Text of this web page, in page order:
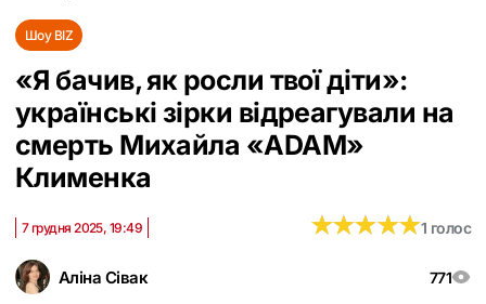
Шоу BIZ
«Я бачив, як росли твої діти»:
українські зірки відреагували на
смерть Михайла «ADAM»
Клименка
Аліна Сівак 771
7 грудня 2025, 19:49 ★★★★★
★★★★★1 голос